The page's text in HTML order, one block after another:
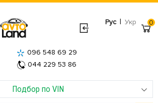
Рус | Укр
Подбор по VIN
096 548 69 29
044 229 53 86
0